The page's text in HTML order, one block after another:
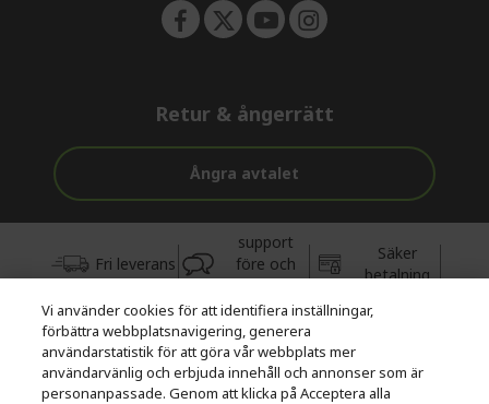
Retur & ångerrätt
Ångra avtalet
Fri leverans
support
före och
efter köp
Säker
betalning
© 2026 Acer Inc.
CPYou BV är auktoriserad återförsäljare och försäljare av de
produkter och tjänster som erbjuds i denna butik.
Vi använder cookies för att identifiera inställningar,
förbättra webbplatsnavigering, generera
användarstatistik för att göra vår webbplats mer
användarvänlig och erbjuda innehåll och annonser som är
personanpassade. Genom att klicka på Acceptera alla